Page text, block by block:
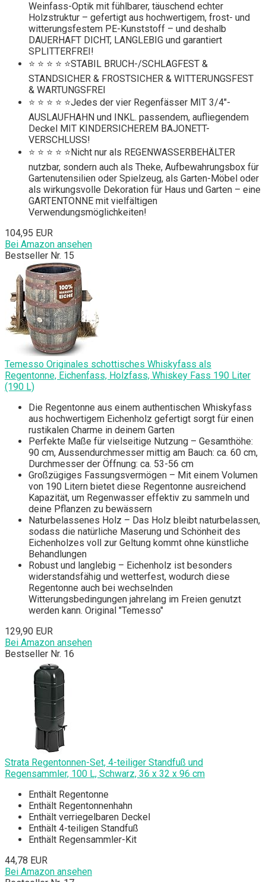
Weinfass-Optik mit fühlbarer, täuschend echter
Holzstruktur – gefertigt aus hochwertigem, frost- und
witterungsfestem PE-Kunststoff – und deshalb
DAUERHAFT DICHT, LANGLEBIG und garantiert
SPLITTERFREI!
⭐ ⭐ ⭐ ⭐ ⭐STABIL BRUCH-/SCHLAGFEST &
STANDSICHER & FROSTSICHER & WITTERUNGSFEST
& WARTUNGSFREI
⭐ ⭐ ⭐ ⭐ ⭐Jedes der vier Regenfässer MIT 3/4"-
AUSLAUFHAHN und INKL. passendem, aufliegendem
Deckel MIT KINDERSICHEREM BAJONETT-
VERSCHLUSS!
⭐ ⭐ ⭐ ⭐ ⭐Nicht nur als REGENWASSERBEHÄLTER
nutzbar, sondern auch als Theke, Aufbewahrungsbox für
Gartenutensilien oder Spielzeug, als Garten-Möbel oder
als wirkungsvolle Dekoration für Haus und Garten – eine
GARTENTONNE mit vielfältigen
Verwendungsmöglichkeiten!
104,95 EUR
Bei Amazon ansehen
Bestseller Nr. 15
Temesso Originales schottisches Whiskyfass als
Regentonne, Eichenfass, Holzfass, Whiskey Fass 190 Liter
(190 L)
Die Regentonne aus einem authentischen Whiskyfass
aus hochwertigem Eichenholz gefertigt sorgt für einen
rustikalen Charme in deinem Garten
Perfekte Maße für vielseitige Nutzung – Gesamthöhe:
90 cm, Aussendurchmesser mittig am Bauch: ca. 60 cm,
Durchmesser der Öffnung: ca. 53-56 cm
Großzügiges Fassungsvermögen – Mit einem Volumen
von 190 Litern bietet diese Regentonne ausreichend
Kapazität, um Regenwasser effektiv zu sammeln und
deine Pflanzen zu bewässern
Naturbelassenes Holz – Das Holz bleibt naturbelassen,
sodass die natürliche Maserung und Schönheit des
Eichenholzes voll zur Geltung kommt ohne künstliche
Behandlungen
Robust und langlebig – Eichenholz ist besonders
widerstandsfähig und wetterfest, wodurch diese
Regentonne auch bei wechselnden
Witterungsbedingungen jahrelang im Freien genutzt
werden kann. Original "Temesso"
129,90 EUR
Bei Amazon ansehen
Bestseller Nr. 16
Strata Regentonnen-Set, 4-teiliger Standfuß und
Regensammler, 100 L, Schwarz, 36 x 32 x 96 cm
Enthält Regentonne
Enthält Regentonnenhahn
Enthält verriegelbaren Deckel
Enthält 4-teiligen Standfuß
Enthält Regensammler-Kit
44,78 EUR
Bei Amazon ansehen